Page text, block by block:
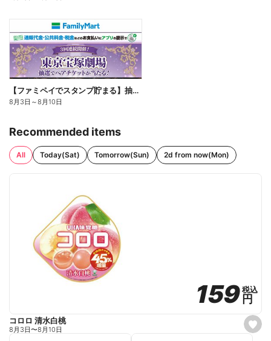
【ファミペイでスタンプ貯まる】抽選でペアチケットが当たる!
8月3日 ～8月10日
Recommended items
All Today(Sat) Tomorrow(Sun) 2d from now(Mon)
s
e
159
159税込
税込
円
円
コロロ 清水白桃
8月3日〜8月10日